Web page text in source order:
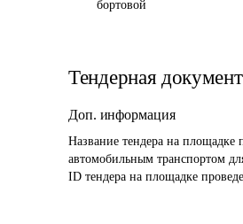
бортовой
Тендерная
Доп. информация
Название тендера на площадке
автомобильным транспортом
ID тендера на площадке